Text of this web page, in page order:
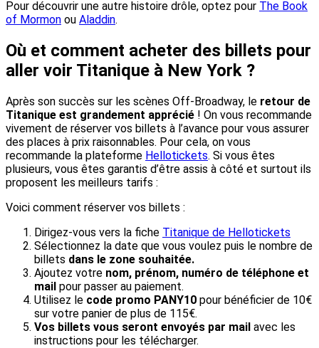
Pour découvrir une autre histoire drôle, optez pour The Book
of Mormon ou Aladdin.
Où et comment acheter des billets pour
aller voir Titanique à New York ?
Après son succès sur les scènes Off-Broadway, le retour de
Titanique est grandement apprécié ! On vous recommande
vivement de réserver vos billets à l’avance pour vous assurer
des places à prix raisonnables. Pour cela, on vous
recommande la plateforme Hellotickets. Si vous êtes
plusieurs, vous êtes garantis d’être assis à côté et surtout ils
proposent les meilleurs tarifs :
Voici comment réserver vos billets :
Dirigez-vous vers la fiche Titanique de Hellotickets
Sélectionnez la date que vous voulez puis le nombre de
billets dans le zone souhaitée.
Ajoutez votre nom, prénom, numéro de téléphone et
mail pour passer au paiement.
Utilisez le code promo PANY10 pour bénéficier de 10€
sur votre panier de plus de 115€.
Vos billets vous seront envoyés par mail avec les
instructions pour les télécharger.